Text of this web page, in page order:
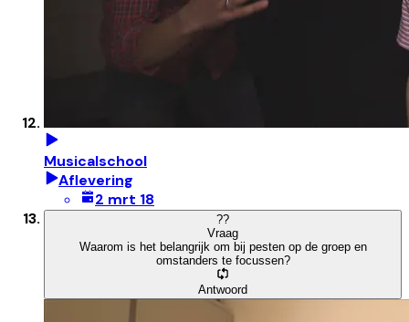
Musicalschool
Aflevering
2 mrt 18
??
Vraag
Waarom is het belangrijk om bij pesten op de groep en
omstanders te focussen?
Antwoord